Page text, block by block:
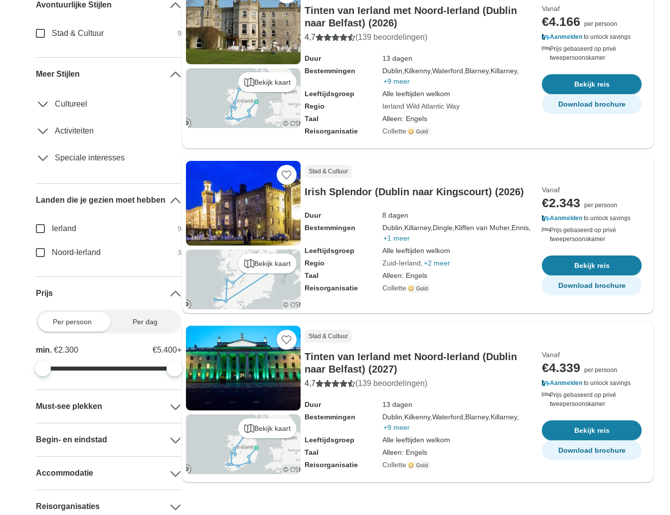
Bekijk kaart
Tinten van Ierland met Noord-Ierland (Dublin
naar Belfast) (2026)
4,7 (139 beoordelingen)
Duur
13 dagen
Bestemmingen
Dublin, Kilkenny,Waterford, Blarney, Killarney,
+9 meer
Leeftijdsgroep
Alle leeftijden welkom
Regio
Ierland Wild Atlantic Way
Taal
Alleen: Engels
Reisorganisatie
Collette
Vanaf
€4.166
per persoon
Aanmelden to unlock savings
Prijs gebaseerd op privé
tweepersoonskamer
Bekijk reis
Download brochure
Bekijk kaart
Stad & Cultuur
Irish Splendor (Dublin naar Kingscourt) (2026)
Duur
8 dagen
Bestemmingen
Dublin, Killarney, Dingle, Kliffen van Moher, Ennis,
+1 meer
Leeftijdsgroep
Alle leeftijden welkom
Regio
Zuid-Ierland +2 meer
Taal
Alleen: Engels
Reisorganisatie
Collette
Vanaf
€2.343
per persoon
Aanmelden to unlock savings
Prijs gebaseerd op privé
tweepersoonskamer
Bekijk reis
Download brochure
Bekijk kaart
Stad & Cultuur
Tinten van Ierland met Noord-Ierland (Dublin
naar Belfast) (2027)
4,7 (139 beoordelingen)
Duur
13 dagen
Bestemmingen
Dublin, Kilkenny,Waterford, Blarney, Killarney,
+9 meer
Leeftijdsgroep
Alle leeftijden welkom
Taal
Alleen: Engels
Reisorganisatie
Collette
Vanaf
€4.339
per persoon
Aanmelden to unlock savings
Prijs gebaseerd op privé
tweepersoonskamer
Bekijk reis
Download brochure
Avontuurlijke Stijlen
Stad & Cultuur 9
Meer Stijlen
Cultureel
Activiteiten
Speciale interesses
Landen die je gezien moet hebben
Ierland 9
Noord-Ierland 3
Prijs
Per persoon Per dag
min.€2.300 €5.400+
Must-see plekken
Begin- en eindstad
Accommodatie
Reisorganisaties